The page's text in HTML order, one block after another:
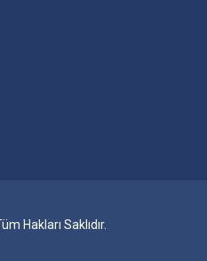
Hakları Saklıdır.